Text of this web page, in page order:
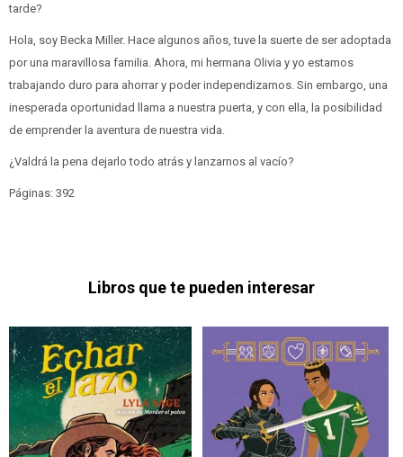
tarde?
Hola, soy Becka Miller. Hace algunos años, tuve la suerte de ser adoptada
por una maravillosa familia. Ahora, mi hermana Olivia y yo estamos
trabajando duro para ahorrar y poder independizarnos. Sin embargo, una
inesperada oportunidad llama a nuestra puerta, y con ella, la posibilidad
de emprender la aventura de nuestra vida.
¿Valdrá la pena dejarlo todo atrás y lanzarnos al vacío?
Páginas: 392
Libros que te pueden interesar